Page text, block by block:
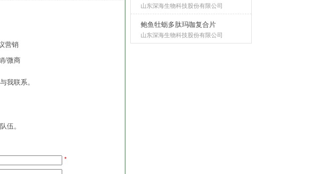
营销
/微商
我联系。
伍。
*
山东深海生物科技股份有限公司
鲍鱼牡蛎多肽玛咖复合片
山东深海生物科技股份有限公司